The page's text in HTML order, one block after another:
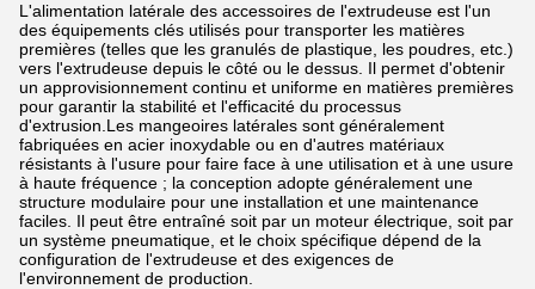
L'alimentation latérale des accessoires de l'extrudeuse est l'un
des équipements clés utilisés pour transporter les matières
premières (telles que les granulés de plastique, les poudres, etc.)
vers l'extrudeuse depuis le côté ou le dessus. Il permet d'obtenir
un approvisionnement continu et uniforme en matières premières
pour garantir la stabilité et l'efficacité du processus
d'extrusion. Les mangeoires latérales sont généralement
fabriquées en acier inoxydable ou en d'autres matériaux
résistants à l'usure pour faire face à une utilisation et à une usure
à haute fréquence ; la conception adopte généralement une
structure modulaire pour une installation et une maintenance
faciles. Il peut être entraîné soit par un moteur électrique, soit par
un système pneumatique, et le choix spécifique dépend de la
configuration de l'extrudeuse et des exigences de
l'environnement de production.